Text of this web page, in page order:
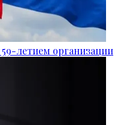
летием организации